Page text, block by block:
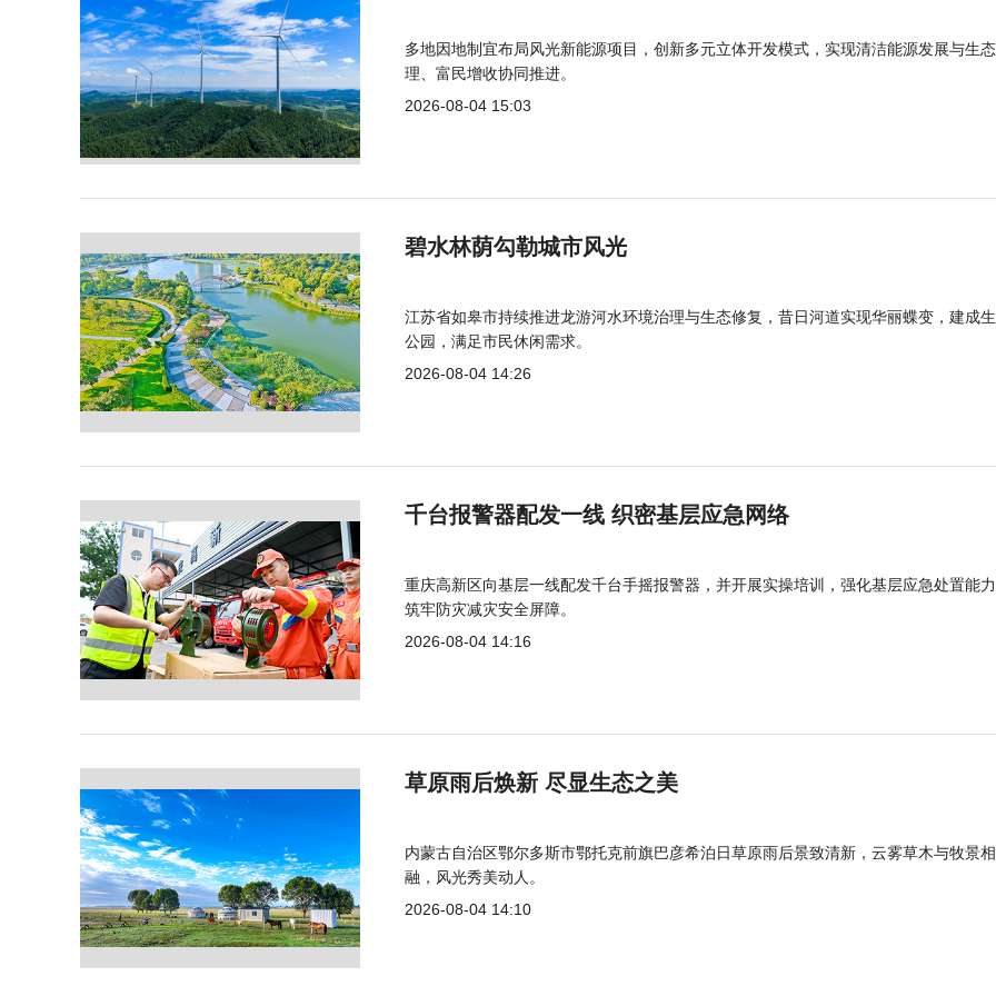
多地因地制宜布局风光新能源项目，创新多元立体开发模式，实现清洁能源发展与生
理、富民增收协同推进。
2026-08-04 15:03
碧水林荫勾勒城市风光
江苏省如皋市持续推进龙游河水环境治理与生态修复，昔日河道实现华丽蝶变，建成
公园，满足市民休闲需求。
2026-08-04 14:26
千台报警器配发一线 织密基层应急网络
重庆高新区向基层一线配发千台手摇报警器，并开展实操培训，强化基层应急处置能
筑牢防灾减灾安全屏障。
2026-08-04 14:16
草原雨后焕新 尽显生态之美
内蒙古自治区鄂尔多斯市鄂托克前旗巴彦希泊日草原雨后景致清新，云雾草木与牧景相
融，风光秀美动人。
2026-08-04 14:10